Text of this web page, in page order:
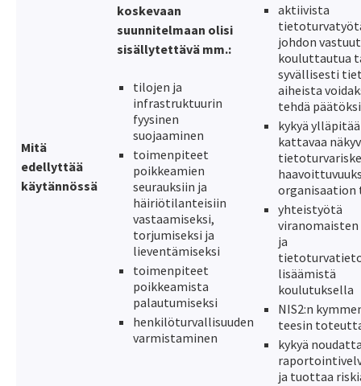
Mitä
edellyttää
käytännössä
koskevaan
suunnitelmaan olisi
sisällytettävä mm.:
tilojen ja
infrastruktuurin
fyysinen
suojaaminen
toimenpiteet
poikkeamien
seurauksiin ja
häiriötilanteisiin
vastaamiseksi,
torjumiseksi ja
lieventämiseksi
toimenpiteet
poikkeamista
palautumiseksi
henkilöturvallisuuden
varmistaminen
aktiivista
johdon
kouluttautua
syvällisesti
aiheista
tehdä
kykyä ylläpitää
kattavaa
organisaation
yhteistyötä
viranomaisten
ja
lisäämistä
koulutuksella
NIS2:n
teesin
kykyä
ja tuottaa